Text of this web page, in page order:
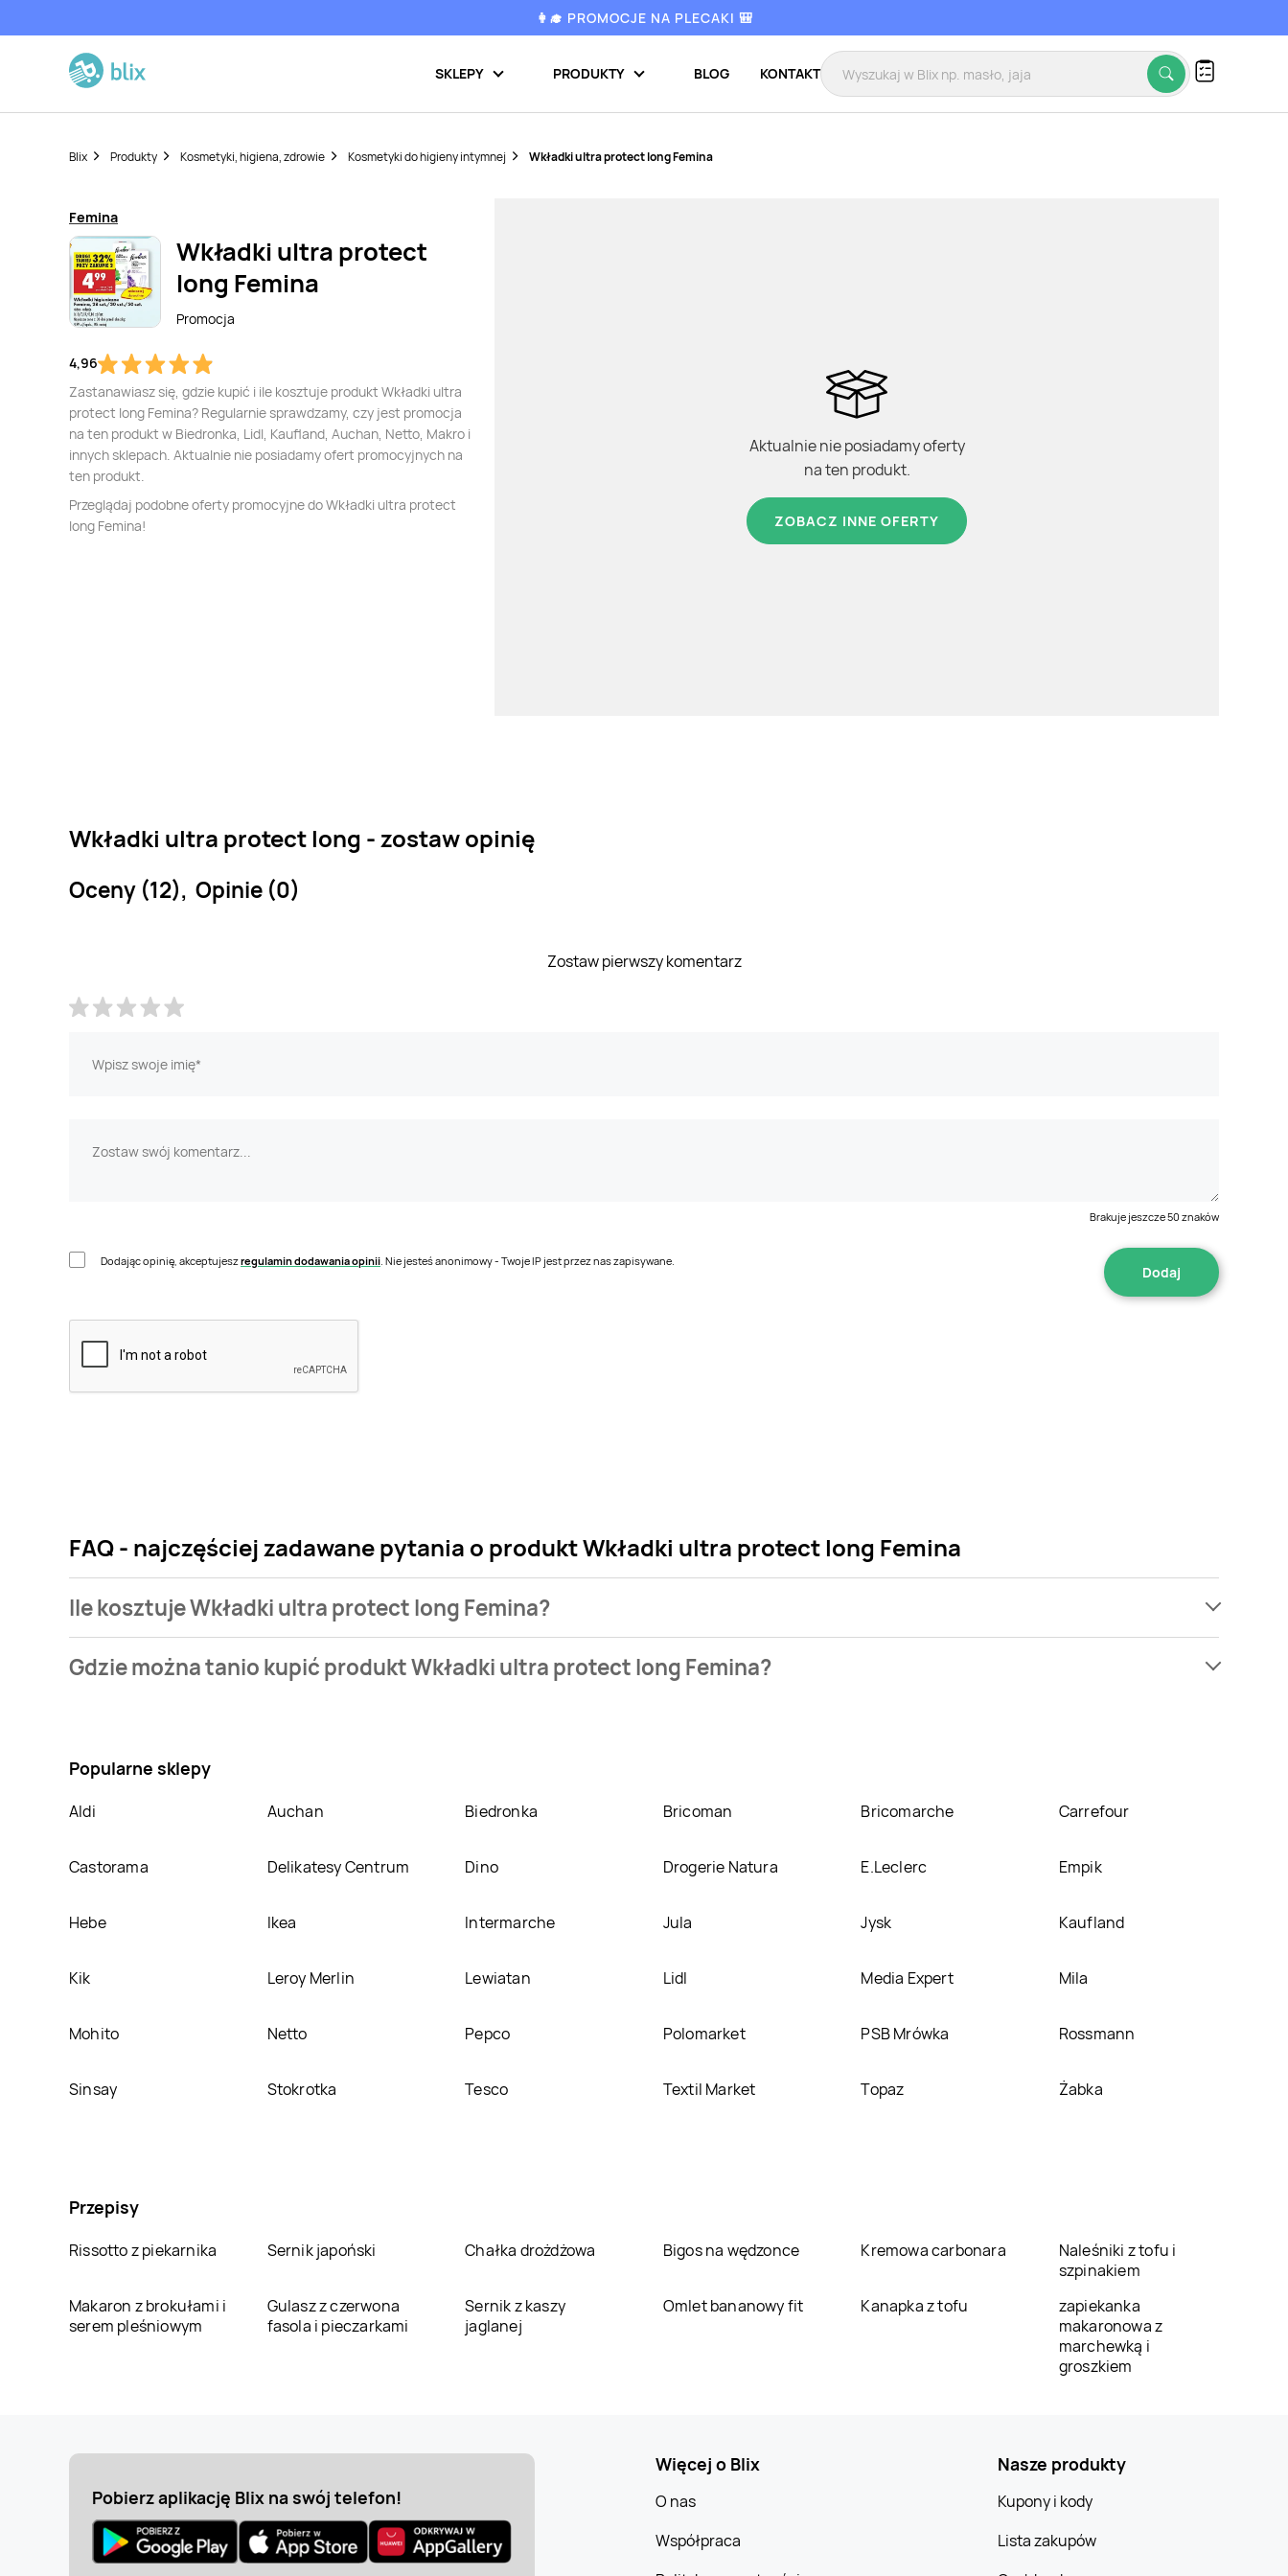
👩‍🎓 PROMOCJE NA PLECAKI 🎒
SKLEPY PRODUKTY BLOG KONTAKT
Blix Produkty Kosmetyki, higiena, zdrowie Kosmetyki do higieny intymnej Wkładki ultra protect long Femina
Femina
Wkładki ultra protect
long Femina
Promocja
4,96
Zastanawiasz się, gdzie kupić i ile kosztuje produkt Wkładki ultra
protect long Femina? Regularnie sprawdzamy, czy jest promocja
na ten produkt w Biedronka, Lidl, Kaufland, Auchan, Netto, Makro i
innych sklepach. Aktualnie nie posiadamy ofert promocyjnych na
ten produkt.
Przeglądaj podobne oferty promocyjne do Wkładki ultra protect
long Femina!
Aktualnie nie posiadamy oferty
na ten produkt.
ZOBACZ INNE OFERTY
Wkładki ultra protect long - zostaw opinię
Oceny (12), Opinie (0)
Zostaw pierwszy komentarz
Brakuje jeszcze50 znaków
Dodając opinię, akceptujeszregulamin dodawania opinii . Nie jesteś anonimowy - Twoje IP jest przez nas zapisywane.
FAQ - najczęściej zadawane pytania o produkt Wkładki ultra protect long Femina
Ile kosztuje Wkładki ultra protect long Femina?
protect long Femina kosztuje od 4,49 zł do 4,99 zł.
Gdzie można tanio kupić produkt Wkładki ultra protect long Femina?
Popularne sklepy
Aldi Auchan Biedronka Bricoman Bricomarche Carrefour
Castorama Delikatesy Centrum Dino Drogerie Natura E.Leclerc Empik
Hebe Ikea Intermarche Jula Jysk Kaufland
Kik Leroy Merlin Lewiatan Lidl Media Expert Mila
Mohito Netto Pepco Polomarket PSB Mrówka Rossmann
Sinsay Stokrotka Tesco Textil Market Topaz Żabka
Przepisy
Rissotto z piekarnika Sernik japoński Chałka drożdżowa Bigos na wędzonce Kremowa carbonara
Naleśniki z tofu i
szpinakiem
Makaron z brokułami i
serem pleśniowym
Gulasz z czerwona
fasola i pieczarkami
Sernik z kaszy
jaglanej
Omlet bananowy fit Kanapka z tofu
zapiekanka
makaronowa z
marchewką i
groszkiem
Pobierz aplikację Blix na swój telefon!
Więcej o Blix
O nas
Współpraca
Nasze produkty
Kupony i kody
Lista zakupów